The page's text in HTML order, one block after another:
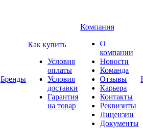
Бренды
Как купить
Условия
оплаты
Условия
доставки
Гарантия
на товар
Компания
О
компании
Новости
Команда
Отзывы
Карьера
Контакты
Реквизиты
Лицензии
Документы